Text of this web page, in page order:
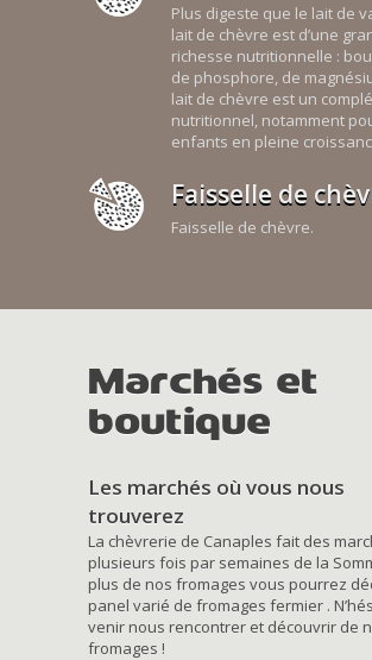
Plus digeste que le lait de
lait de chèvre est d’une
richesse nutritionnelle :
de phosphore, de
lait de chèvre est un
nutritionnel, notamment
enfants en pleine
Faisselle de
Faisselle de chèvre.
Marchés et
boutique
Les marchés où vous nous
trouverez
La chèvrerie de Canaples fait des
plusieurs fois par semaines de la
plus de nos fromages vous pourrez
panel varié de fromages fermier .
venir nous rencontrer et découvrir de
fromages !